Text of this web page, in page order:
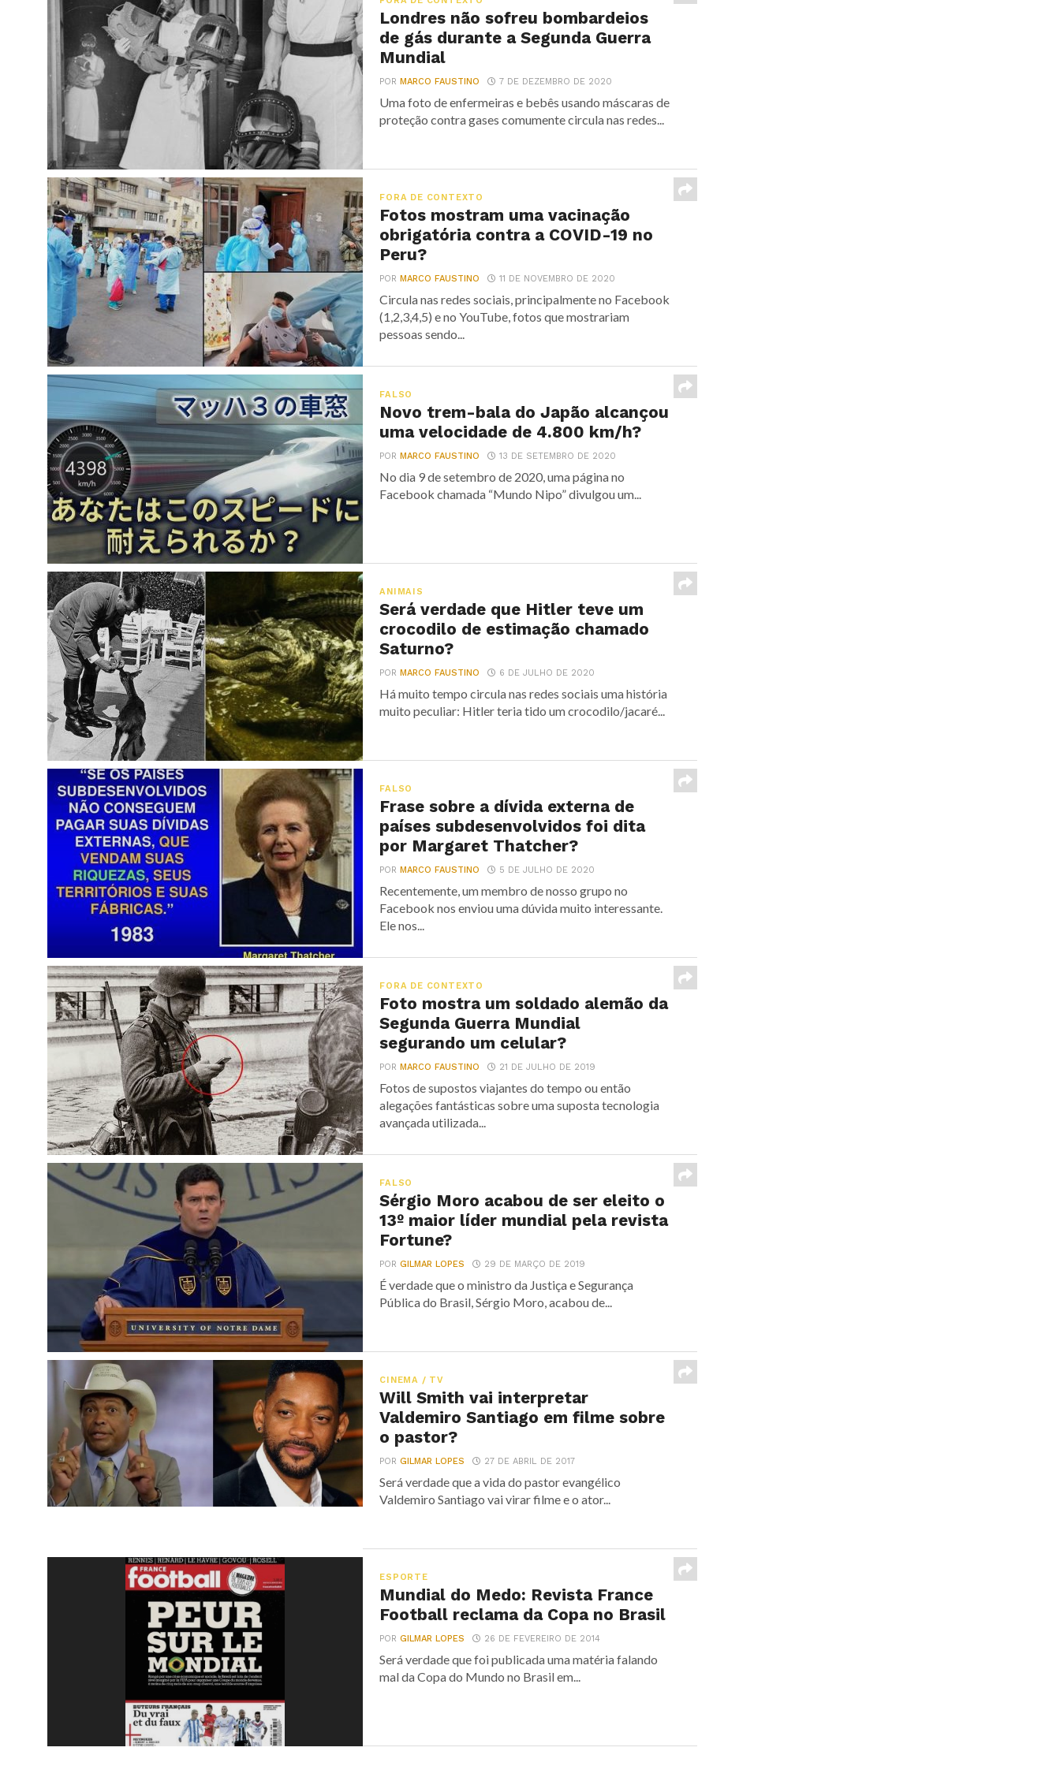
Londres não sofreu bombardeios
de gás durante a Segunda Guerra
Mundial
PORMARCO FAUSTINO 7 DE DEZEMBRO DE 2020
Uma foto de enfermeiras e bebês usando máscaras de
proteção contra gases comumente circula nas redes...
FORA DE CONTEXTO
Fotos mostram uma vacinação
obrigatória contra a COVID-19 no
Peru?
PORMARCO FAUSTINO 11 DE NOVEMBRO DE 2020
Circula nas redes sociais, principalmente no Facebook
(1,2,3,4,5) e no YouTube, fotos que mostrariam
pessoas sendo...
FALSO
Novo trem-bala do Japão alcançou
uma velocidade de 4.800 km/h?
PORMARCO FAUSTINO 13 DE SETEMBRO DE 2020
No dia 9 de setembro de 2020, uma página no
Facebook chamada “Mundo Nipo” divulgou um...
ANIMAIS
Será verdade que Hitler teve um
crocodilo de estimação chamado
Saturno?
PORMARCO FAUSTINO 6 DE JULHO DE 2020
Há muito tempo circula nas redes sociais uma história
muito peculiar: Hitler teria tido um crocodilo/jacaré...
FALSO
Frase sobre a dívida externa de
países subdesenvolvidos foi dita
por Margaret Thatcher?
PORMARCO FAUSTINO 5 DE JULHO DE 2020
Recentemente, um membro de nosso grupo no
Facebook nos enviou uma dúvida muito interessante.
Ele nos...
FORA DE CONTEXTO
Foto mostra um soldado alemão da
Segunda Guerra Mundial
segurando um celular?
PORMARCO FAUSTINO 21 DE JULHO DE 2019
Fotos de supostos viajantes do tempo ou então
alegações fantásticas sobre uma suposta tecnologia
avançada utilizada...
FALSO
Sérgio Moro acabou de ser eleito o
13º maior líder mundial pela revista
Fortune?
PORGILMAR LOPES 29 DE MARÇO DE 2019
É verdade que o ministro da Justiça e Segurança
Pública do Brasil, Sérgio Moro, acabou de...
CINEMA / TV
Will Smith vai interpretar
Valdemiro Santiago em filme sobre
o pastor?
PORGILMAR LOPES 27 DE ABRIL DE 2017
Será verdade que a vida do pastor evangélico
Valdemiro Santiago vai virar filme e o ator...
ESPORTE
Mundial do Medo: Revista France
Football reclama da Copa no Brasil
PORGILMAR LOPES 26 DE FEVEREIRO DE 2014
Será verdade que foi publicada uma matéria falando
mal da Copa do Mundo no Brasil em...